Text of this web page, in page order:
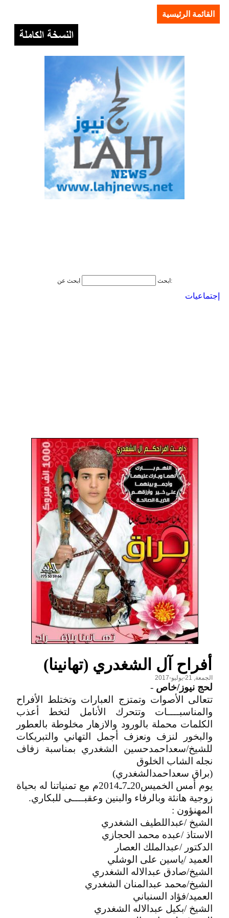
القائمة الرئيسية
ابحث ابحث عن:
إجتماعيات
أفراح آل الشغدري (تهانينا)
الجمعة, 21-يوليو-2017
لحج نيوز/خاص -
تتعالى الأصوات وتمتزج العبارات وتختلط الأفراح
والمناسبــــات وتتحرك الأنامل لتخط أعذب
الكلمات محملة بالورود والازهار مخلوطة بالعطور
والبخور لنزف ونعزف أجمل التهاني والتبريكات
للشيخ/سعداحمدحسين الشغدري بمناسبة زفاف
نجله الشاب الخلوق
(براق سعداحمدالشغدري)
يوم أمس الخميس20ـ7ـ2014م مع تمنياتنا له بحياة
زوجية هانئة وبالرفاء والبنين وعقبــــى للبكاري.
المهنؤون :
الشيخ /عبداللطيف الشغدري
الاستاذ /عبده محمد الحجازي
الدكتور /عبدالملك العصار
العميد /ياسين على الوشلي
الشيخ/صادق عبدالاله الشغدري
الشيخ/محمد عبدالمنان الشغدري
العميد/فؤاد السنباني
الشيخ /بكيل عبدالاله الشغدري